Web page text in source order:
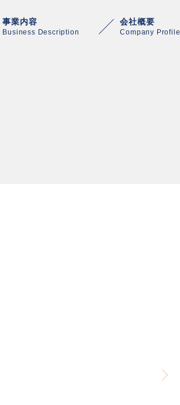
事業内容
Business Description
会社概要
Company Profile